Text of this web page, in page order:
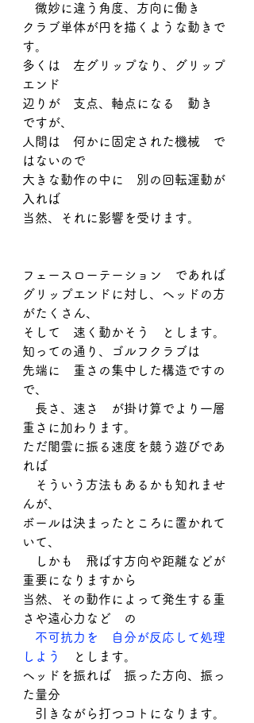
微妙に違う角度、方向に働き
クラブ単体が円を描くような動きで
す。
多くは　左グリップなり、グリップ
エンド
辺りが　支点、軸点になる　動き
ですが、
人間は　何かに固定された機械　で
はないので
大きな動作の中に　別の回転運動が
入れば
当然、それに影響を受けます。
フェースローテーション　であれば
グリップエンドに対し、ヘッドの方
がたくさん、
そして　速く動かそう　とします。
知っての通り、ゴルフクラブは
先端に　重さの集中した構造ですの
で、
長さ、速さ　が掛け算でより一層
重さに加わります。
ただ闇雲に振る速度を競う遊びであ
れば
そういう方法もあるかも知れませ
んが、
ボールは決まったところに置かれて
いて、
しかも　飛ばす方向や距離などが
重要になりますから
当然、その動作によって発生する重
さや遠心力など　の
不可抗力を　自分が反応して処理
しよう
とします。
ヘッドを振れば　振った方向、振っ
た量分
引きながら打つコトになります。